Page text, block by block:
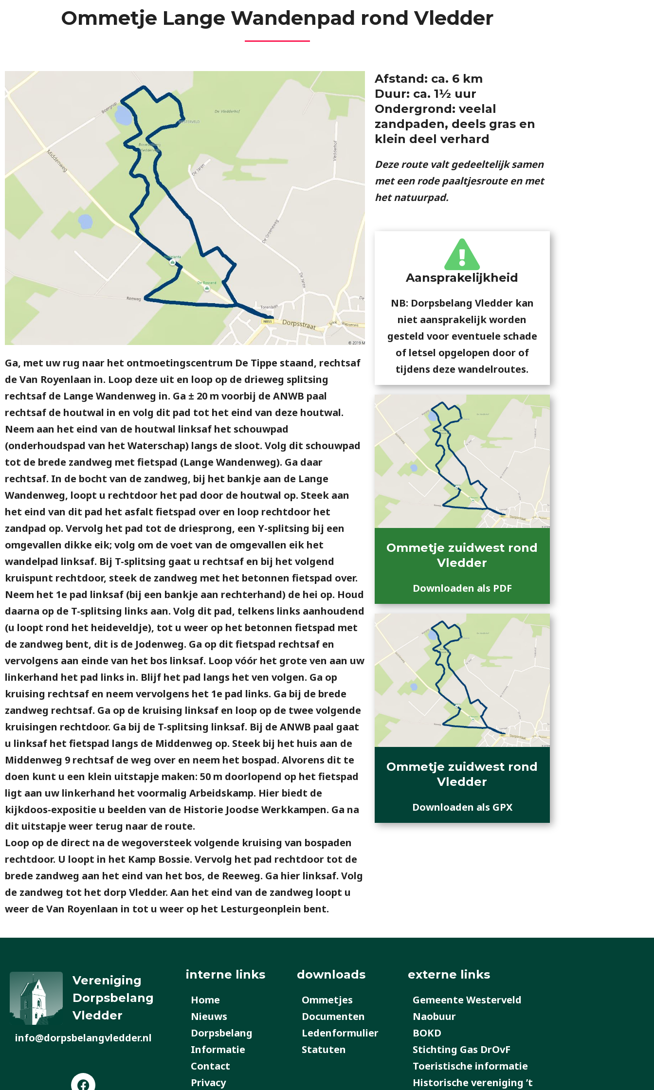
Ommetje Lange Wandenpad rond Vledder
Ga, met uw rug naar het ontmoetingscentrum De Tippe staand, rechtsaf
de Van Royenlaan in. Loop deze uit en loop op de drieweg splitsing
rechtsaf de Lange Wandenweg in. Ga ± 20 m voorbij de ANWB paal
rechtsaf de houtwal in en volg dit pad tot het eind van deze houtwal.
Neem aan het eind van de houtwal linksaf het schouwpad
(onderhoudspad van het Waterschap) langs de sloot. Volg dit schouwpad
tot de brede zandweg met fietspad (Lange Wandenweg). Ga daar
rechtsaf. In de bocht van de zandweg, bij het bankje aan de Lange
Wandenweg, loopt u rechtdoor het pad door de houtwal op. Steek aan
het eind van dit pad het asfalt fietspad over en loop rechtdoor het
zandpad op. Vervolg het pad tot de driesprong, een Y-splitsing bij een
omgevallen dikke eik; volg om de voet van de omgevallen eik het
wandelpad linksaf. Bij T-splitsing gaat u rechtsaf en bij het volgend
kruispunt rechtdoor, steek de zandweg met het betonnen fietspad over.
Neem het 1e pad linksaf (bij een bankje aan rechterhand) de hei op. Houd
daarna op de T-splitsing links aan. Volg dit pad, telkens links aanhoudend
(u loopt rond het heideveldje), tot u weer op het betonnen fietspad met
de zandweg bent, dit is de Jodenweg. Ga op dit fietspad rechtsaf en
vervolgens aan einde van het bos linksaf. Loop vóór het grote ven aan uw
linkerhand het pad links in. Blijf het pad langs het ven volgen. Ga op
kruising rechtsaf en neem vervolgens het 1e pad links. Ga bij de brede
zandweg rechtsaf. Ga op de kruising linksaf en loop op de twee volgende
kruisingen rechtdoor. Ga bij de T-splitsing linksaf. Bij de ANWB paal gaat
u linksaf het fietspad langs de Middenweg op. Steek bij het huis aan de
Middenweg 9 rechtsaf de weg over en neem het bospad. Alvorens dit te
doen kunt u een klein uitstapje maken: 50 m doorlopend op het fietspad
ligt aan uw linkerhand het voormalig Arbeidskamp. Hier biedt de
kijkdoos-expositie u beelden van de Historie Joodse Werkkampen. Ga na
dit uitstapje weer terug naar de route.
Loop op de direct na de wegoversteek volgende kruising van bospaden
rechtdoor. U loopt in het Kamp Bossie. Vervolg het pad rechtdoor tot de
brede zandweg aan het eind van het bos, de Reeweg. Ga hier linksaf. Volg
de zandweg tot het dorp Vledder. Aan het eind van de zandweg loopt u
weer de Van Royenlaan in tot u weer op het Lesturgeonplein bent.
Afstand: ca. 6 km
Duur: ca. 1½ uur
Ondergrond: veelal
zandpaden, deels gras en
klein deel verhard
Deze route valt gedeeltelijk samen
met een rode paaltjesroute en met
het natuurpad.
Aansprakelijkheid
NB: Dorpsbelang Vledder kan
niet aansprakelijk worden
gesteld voor eventuele schade
of letsel opgelopen door of
tijdens deze wandelroutes.​
Ommetje zuidwest rond
Vledder
Downloaden als PDF
Ommetje zuidwest rond
Vledder
Downloaden als GPX
Vereniging
Dorpsbelang
Vledder
info@dorpsbelangvledder.nl
F
interne links
Home
Nieuws
Dorpsbelang
Informatie
Contact
Privacy
downloads
Ommetjes
Documenten
Ledenformulier
Statuten
externe links
Gemeente Westerveld
Naobuur
BOKD
Stichting Gas DrOvF
Toeristische informatie
Historische vereniging ’t